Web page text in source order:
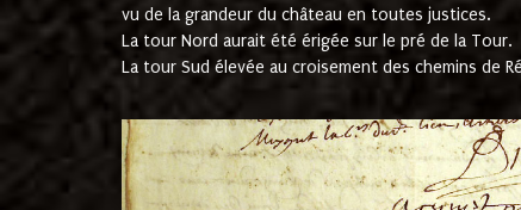
vu de la grandeur du château en toutes justices.
La tour Nord aurait été érigée sur le pré de la Tour.
La tour Sud élevée au croisement des chemins de